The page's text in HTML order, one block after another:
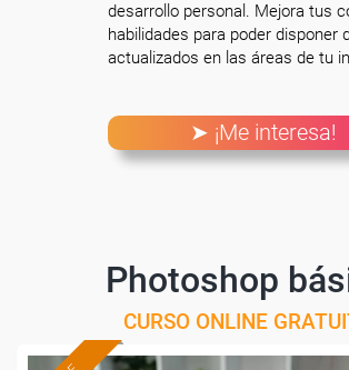
desarrollo personal. Mejora tus
habilidades para poder disponer
actualizados en las áreas de tu
➤ ¡Me interesa!
Photoshop
CURSO ONLINE